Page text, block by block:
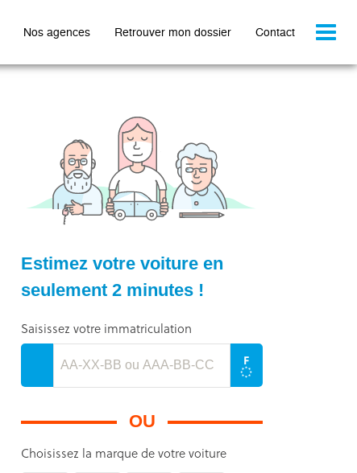
Nos agences Retrouver mon dossier Contact
Estimez votre voiture en
seulement 2 minutes !
Saisissez votre immatriculation
OU
Choisissez la marque de votre voiture